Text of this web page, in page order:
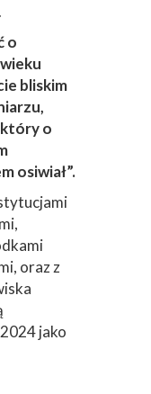
o
bliskim
o
osiwiał”.
oraz z
jako